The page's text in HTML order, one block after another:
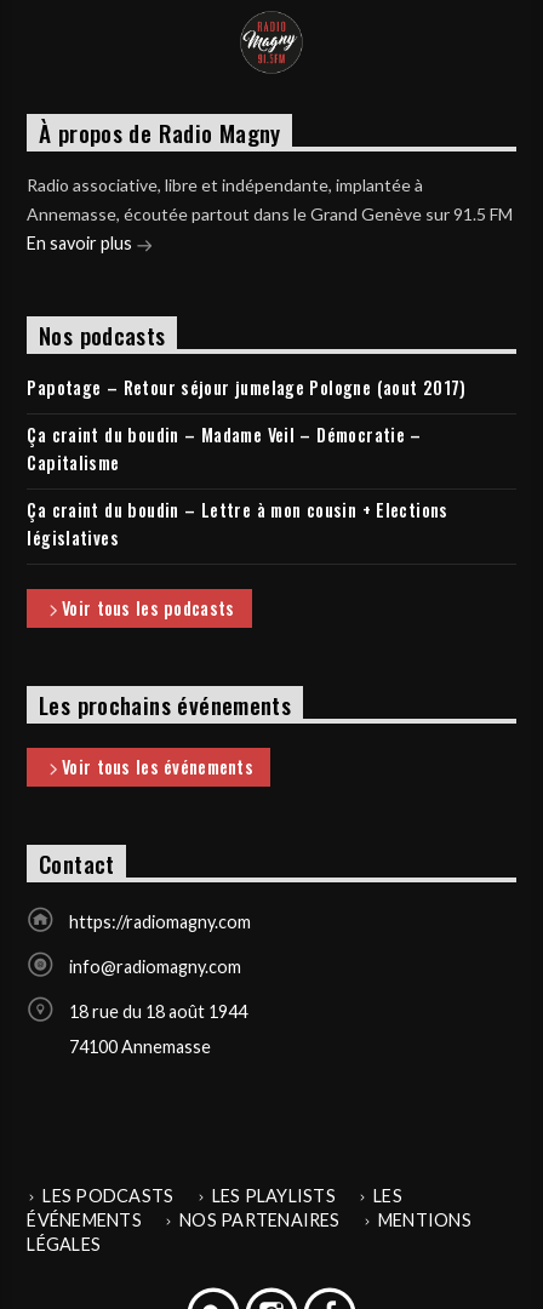
À propos de Radio Magny
Radio associative, libre et indépendante, implantée à
Annemasse, écoutée partout dans le Grand Genève sur 91.5 FM
En savoir plus
Nos podcasts
Papotage – Retour séjour jumelage Pologne (aout 2017)
Ça craint du boudin – Madame Veil – Démocratie –
Capitalisme
Ça craint du boudin – Lettre à mon cousin + Elections
législatives
Voir tous les podcasts
Les prochains événements
Voir tous les événements
Contact
https://radiomagny.com
info@radiomagny.com
18 rue du 18 août 1944
74100 Annemasse
LES PODCASTS LES PLAYLISTS
LES
ÉVÉNEMENTS
NOS PARTENAIRES
MENTIONS
LÉGALES